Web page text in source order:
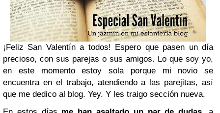
¡Feliz San Valentín a todos! Espero que pasen un día
precioso, con sus parejas o sus amigos. Lo que soy yo,
en este momento estoy sola porque mi novio se
encuentra en el trabajo, atendiendo a las parejitas, así
que me dedico al blog. Yey. Y les traigo sección nueva.